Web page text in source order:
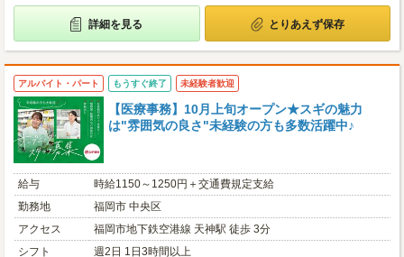
詳細を見る とりあえず保存
アルバイト・パート もうすぐ終了 未経験者歓迎
【医療事務】10月上旬オープン★スギの魅力
は"雰囲気の良さ"未経験の方も多数活躍中♪
給与
時給1150～1250円＋交通費規定支給
勤務地
福岡市 中央区
アクセス
福岡市地下鉄空港線 天神駅 徒歩 3分
シフト
週2日 1日3時間以上